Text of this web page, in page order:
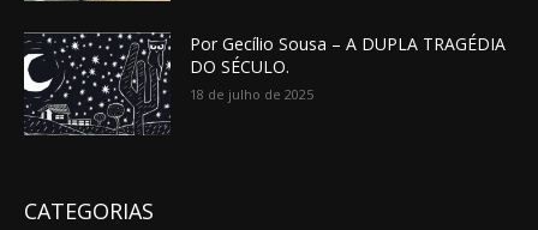
Por Gecílio Sousa – A DUPLA TRAGÉDIA
DO SÉCULO.
18 de julho de 2025
CATEGORIAS